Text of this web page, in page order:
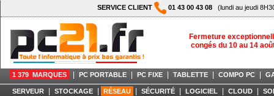
SERVICE CLIENT 01 43 00 43 08 (lundi au jeudi
Fermeture
congés du 10 au 14
1 379 MARQUES PC PORTABLE PC FIXE TABLETTE COMPO PC
SERVEUR STOCKAGE RÉSEAU SÉCURITÉ LOGICIEL CLOUD